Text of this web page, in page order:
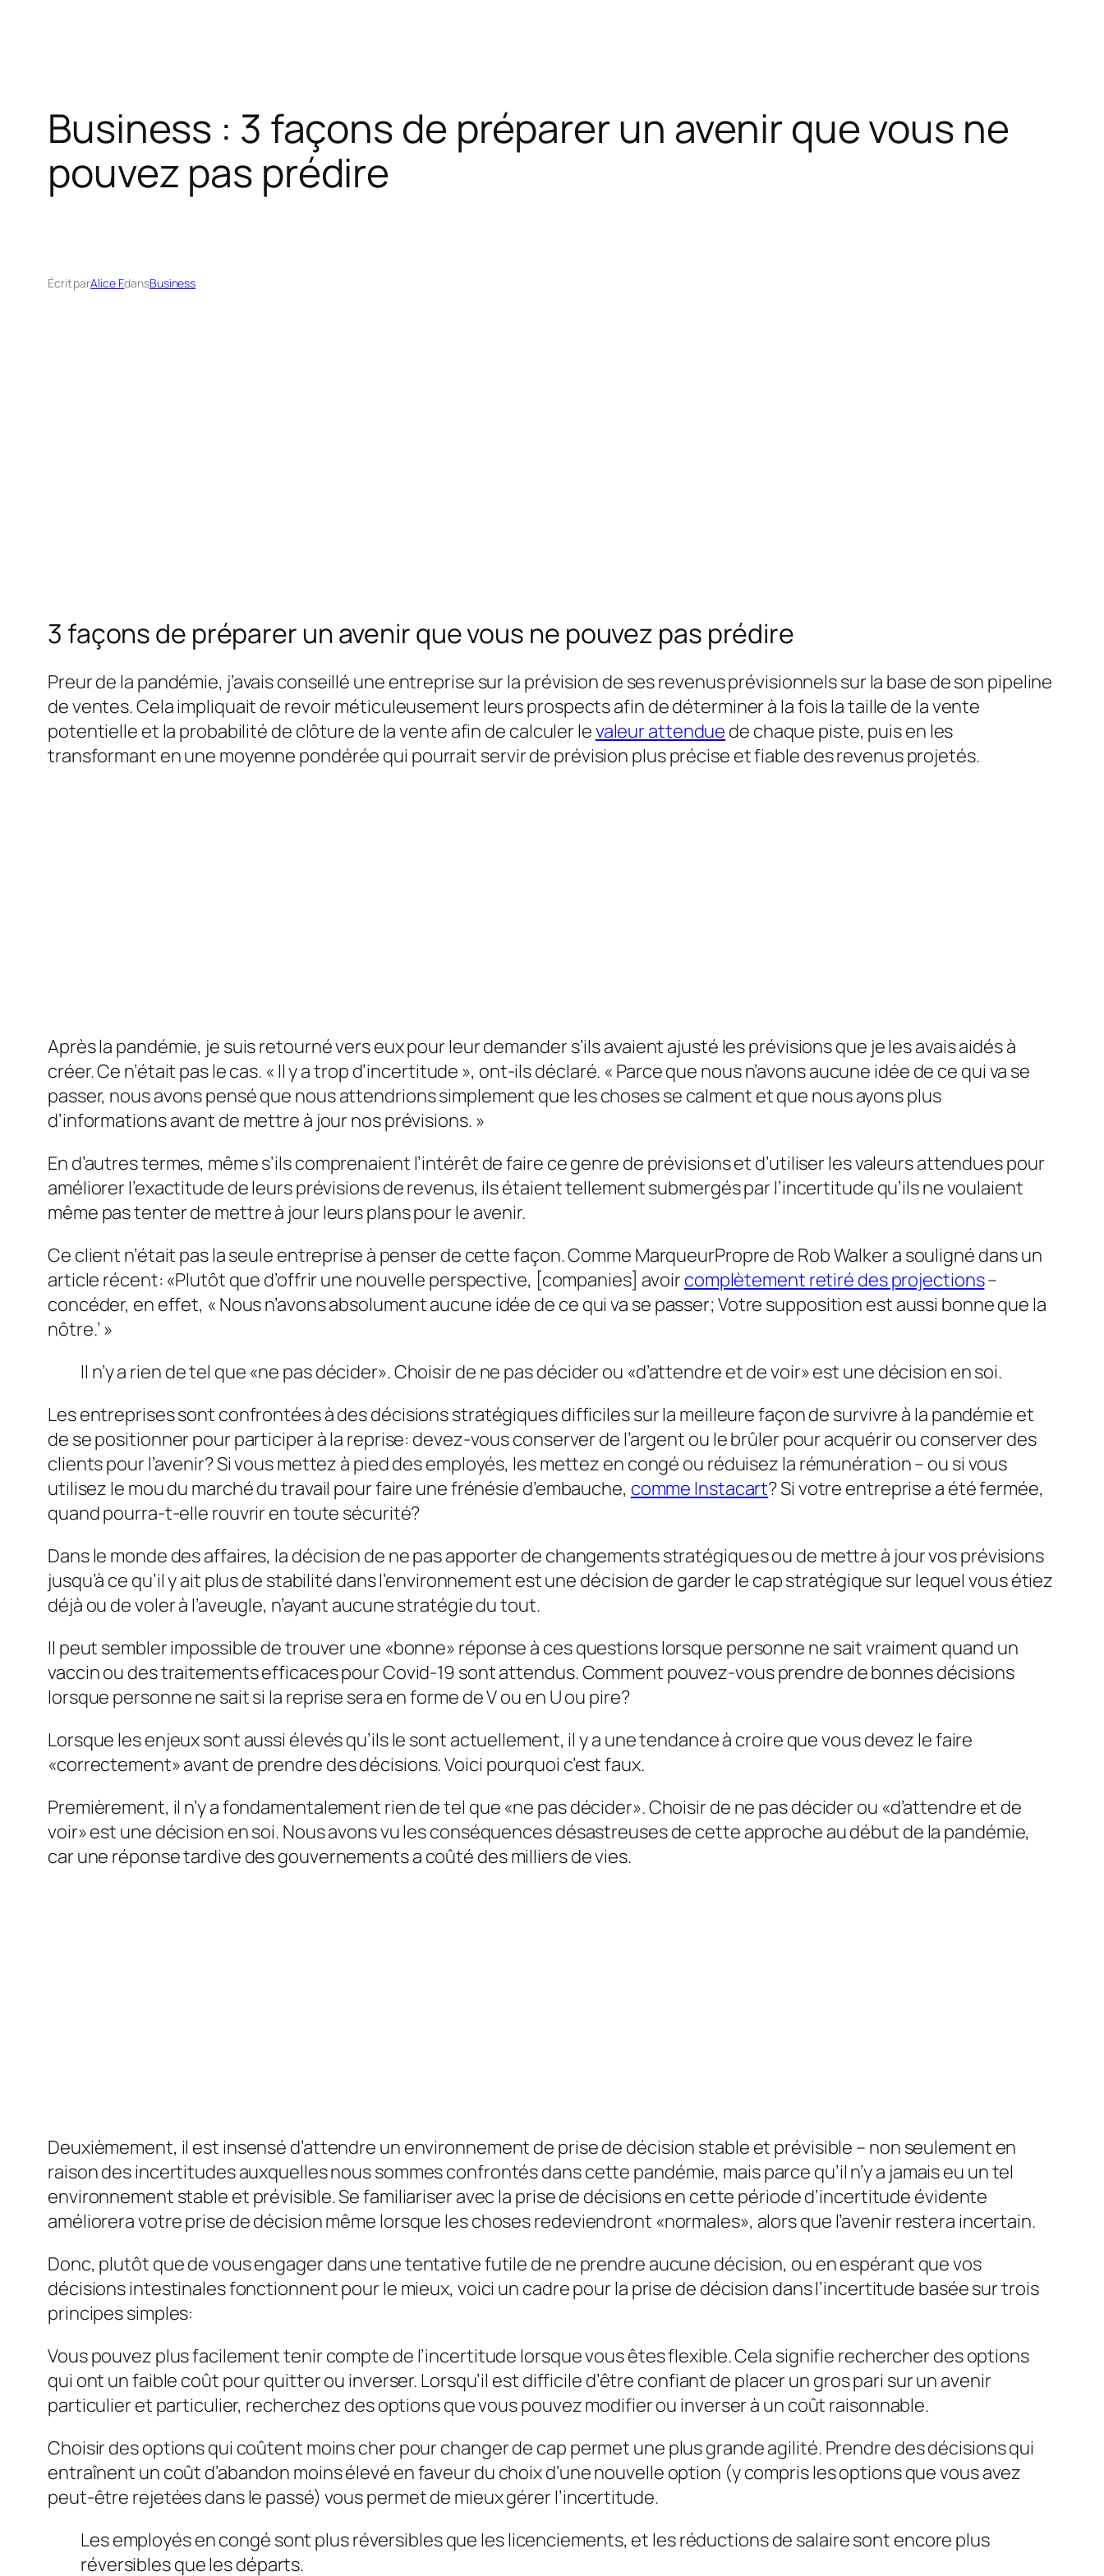
Business : 3 façons de préparer un avenir que vous ne
pouvez pas prédire
Écrit parAlice F.dansBusiness
3 façons de préparer un avenir que vous ne pouvez pas prédire
Preur de la pandémie, j’avais conseillé une entreprise sur la prévision de ses revenus prévisionnels sur la base de son pipeline
de ventes. Cela impliquait de revoir méticuleusement leurs prospects afin de déterminer à la fois la taille de la vente
potentielle et la probabilité de clôture de la vente afin de calculer levaleur attendue de chaque piste, puis en les
transformant en une moyenne pondérée qui pourrait servir de prévision plus précise et fiable des revenus projetés.
Après la pandémie, je suis retourné vers eux pour leur demander s’ils avaient ajusté les prévisions que je les avais aidés à
créer. Ce n’était pas le cas. « Il y a trop d’incertitude », ont-ils déclaré. « Parce que nous n’avons aucune idée de ce qui va se
passer, nous avons pensé que nous attendrions simplement que les choses se calment et que nous ayons plus
d’informations avant de mettre à jour nos prévisions. »
En d’autres termes, même s’ils comprenaient l’intérêt de faire ce genre de prévisions et d’utiliser les valeurs attendues pour
améliorer l’exactitude de leurs prévisions de revenus, ils étaient tellement submergés par l’incertitude qu’ils ne voulaient
même pas tenter de mettre à jour leurs plans pour le avenir.
Ce client n’était pas la seule entreprise à penser de cette façon. Comme MarqueurPropre de Rob Walker a souligné dans un
article récent: «Plutôt que d’offrir une nouvelle perspective, [companies] avoir complètement retiré des projections–
concéder, en effet, « Nous n’avons absolument aucune idée de ce qui va se passer; Votre supposition est aussi bonne que la
nôtre.’ »
Il n’y a rien de tel que «ne pas décider». Choisir de ne pas décider ou «d’attendre et de voir» est une décision en soi.
Les entreprises sont confrontées à des décisions stratégiques difficiles sur la meilleure façon de survivre à la pandémie et
de se positionner pour participer à la reprise: devez-vous conserver de l’argent ou le brûler pour acquérir ou conserver des
clients pour l’avenir? Si vous mettez à pied des employés, les mettez en congé ou réduisez la rémunération – ou si vous
utilisez le mou du marché du travail pour faire une frénésie d’embauche, comme Instacart? Si votre entreprise a été fermée,
quand pourra-t-elle rouvrir en toute sécurité?
Dans le monde des affaires, la décision de ne pas apporter de changements stratégiques ou de mettre à jour vos prévisions
jusqu’à ce qu’il y ait plus de stabilité dans l’environnement est une décision de garder le cap stratégique sur lequel vous étiez
déjà ou de voler à l’aveugle, n’ayant aucune stratégie du tout.
Il peut sembler impossible de trouver une «bonne» réponse à ces questions lorsque personne ne sait vraiment quand un
vaccin ou des traitements efficaces pour Covid-19 sont attendus. Comment pouvez-vous prendre de bonnes décisions
lorsque personne ne sait si la reprise sera en forme de V ou en U ou pire?
Lorsque les enjeux sont aussi élevés qu’ils le sont actuellement, il y a une tendance à croire que vous devez le faire
«correctement» avant de prendre des décisions. Voici pourquoi c’est faux.
Premièrement, il n’y a fondamentalement rien de tel que «ne pas décider». Choisir de ne pas décider ou «d’attendre et de
voir» est une décision en soi. Nous avons vu les conséquences désastreuses de cette approche au début de la pandémie,
car une réponse tardive des gouvernements a coûté des milliers de vies.
Deuxièmement, il est insensé d’attendre un environnement de prise de décision stable et prévisible – non seulement en
raison des incertitudes auxquelles nous sommes confrontés dans cette pandémie, mais parce qu’il n’y a jamais eu un tel
environnement stable et prévisible. Se familiariser avec la prise de décisions en cette période d’incertitude évidente
améliorera votre prise de décision même lorsque les choses redeviendront «normales», alors que l’avenir restera incertain.
Donc, plutôt que de vous engager dans une tentative futile de ne prendre aucune décision, ou en espérant que vos
décisions intestinales fonctionnent pour le mieux, voici un cadre pour la prise de décision dans l’incertitude basée sur trois
principes simples:
Vous pouvez plus facilement tenir compte de l’incertitude lorsque vous êtes flexible. Cela signifie rechercher des options
qui ont un faible coût pour quitter ou inverser. Lorsqu’il est difficile d’être confiant de placer un gros pari sur un avenir
particulier et particulier, recherchez des options que vous pouvez modifier ou inverser à un coût raisonnable.
Choisir des options qui coûtent moins cher pour changer de cap permet une plus grande agilité. Prendre des décisions qui
entraînent un coût d’abandon moins élevé en faveur du choix d’une nouvelle option (y compris les options que vous avez
peut-être rejetées dans le passé) vous permet de mieux gérer l’incertitude.
Les employés en congé sont plus réversibles que les licenciements, et les réductions de salaire sont encore plus
réversibles que les départs.